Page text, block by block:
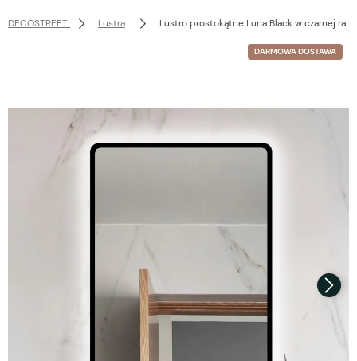
Wybierz coś dla siebie z naszej aktualnej oferty lub
zaloguj się, aby przywrócić dodane produkty do listy
z poprzedniej sesji.
DECOSTREET Lustra Lustro prostokątne Luna Black w czarnej
DARMOWA DOSTAWA